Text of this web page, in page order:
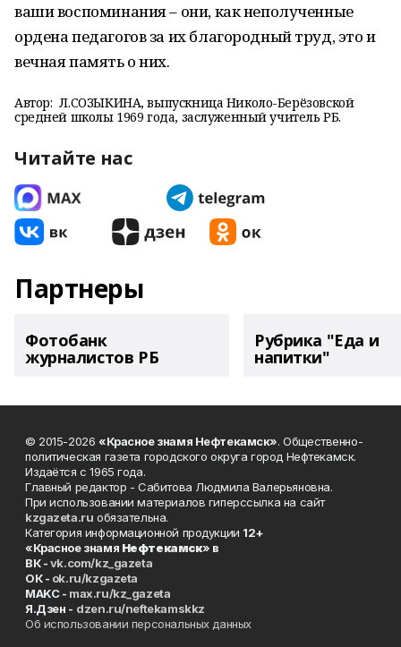
ваши воспоминания – они, как неполученные
ордена педагогов за их благородный труд, это и
вечная память о них.
Автор: Л.СОЗЫКИНА, выпускница Николо-Берёзовской
средней школы 1969 года, заслуженный учитель РБ.
Читайте нас
Партнеры
Фотобанк
журналистов РБ
Рубрика "Еда и
напитки"
© 2015-2026 «Красное знамя Нефтекамск». Общественно-
политическая газета городского округа город Нефтекамск.
Издаётся с 1965 года.
Главный редактор - Сабитова Людмила Валерьяновна.
При использовании материалов гиперссылка на сайт
kzgazeta.ru обязательна.
Категория информационной продукции 12+
«Красное знамя Нефтекамск» в
ВК -vk.com/kz_gazeta
ОК - ok.ru/kzgazeta
MAKC - max.ru/kz_gazeta
Я.Дзен - dzen.ru/neftekamskkz
Об использовании персональных данных